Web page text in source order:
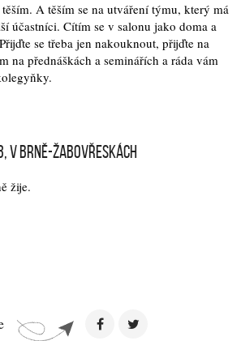
A těším se na utváření týmu, který má
účastníci. Cítím se v salonu jako doma a
se třeba jen nakouknout, přijďte na
na přednáškách a seminářích a ráda vám
v Brně-Žabovřeskách
žije.